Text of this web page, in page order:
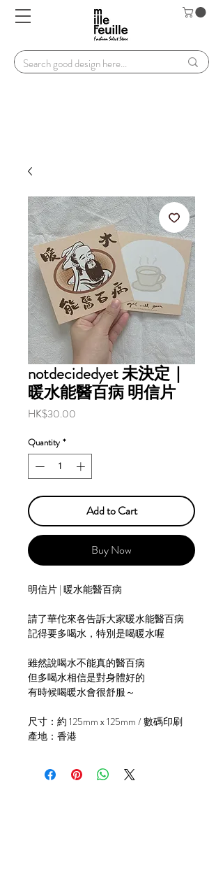
notdecidedyet 未決定｜
暖水能醫百病 明信片
HK$30.00
Quantity *
Add to Cart
Buy Now
明信片 | 暖水能醫百病
請了華佗來各告訴大家暖水能醫百病
記得要多喝水，特別是喝暖水喔
雖然說喝水不能真的醫百病
但多喝水相信是對身體好的
有時候喝暖水會很舒服～
尺寸：約 125mm x 125mm / 數碼印刷
產地：香港